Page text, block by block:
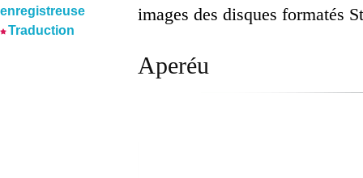
enregistreuse
Traduction
images des disques formatés
Aperéu